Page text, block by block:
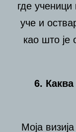
где
уче и
као што је
6. Каква
Моја